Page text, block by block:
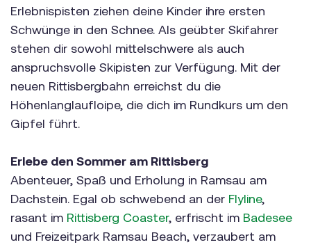
Erlebnispisten ziehen deine Kinder ihre ersten
Schwünge in den Schnee. Als geübter Skifahrer
stehen dir sowohl mittelschwere als auch
anspruchsvolle Skipisten zur Verfügung. Mit der
neuen Rittisbergbahn erreichst du die
Höhenlanglaufloipe, die dich im Rundkurs um den
Gipfel führt.
Erlebe den Sommer am Rittisberg
Abenteuer, Spaß und Erholung in Ramsau am
Dachstein. Egal ob schwebend an der Flyline,
rasant im Rittisberg Coaster, erfrischt im Badesee
und Freizeitpark Ramsau Beach, verzaubert am